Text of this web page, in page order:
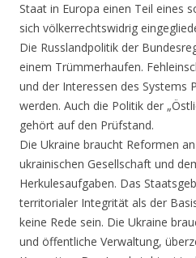
Staat in Europa einen Teil eines
sich völkerrechtswidrig
Die Russlandpolitik der
einem Trümmerhaufen.
und der Interessen des Systems
werden. Auch die Politik der
gehört auf den Prüfstand.
Die Ukraine braucht Reformen
ukrainischen Gesellschaft und
Herkulesaufgaben. Das
territorialer Integrität als der
keine Rede sein. Die Ukraine
und öffentliche Verwaltung,